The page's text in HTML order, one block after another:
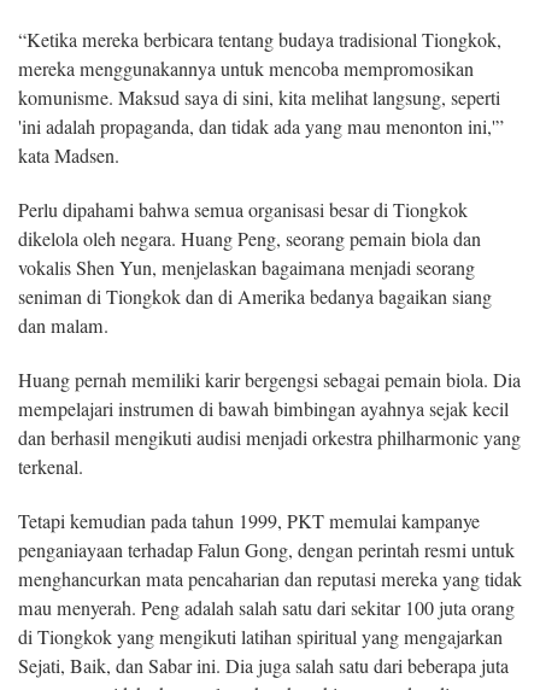
“Ketika mereka berbicara tentang budaya tradisional Tiongkok,
mereka menggunakannya untuk mencoba mempromosikan
komunisme. Maksud saya di sini, kita melihat langsung, seperti
'ini adalah propaganda, dan tidak ada yang mau menonton ini,'”
kata Madsen.
Perlu dipahami bahwa semua organisasi besar di Tiongkok
dikelola oleh negara. Huang Peng, seorang pemain biola dan
vokalis Shen Yun, menjelaskan bagaimana menjadi seorang
seniman di Tiongkok dan di Amerika bedanya bagaikan siang
dan malam.
Huang pernah memiliki karir bergengsi sebagai pemain biola. Dia
mempelajari instrumen di bawah bimbingan ayahnya sejak kecil
dan berhasil mengikuti audisi menjadi orkestra philharmonic yang
terkenal.
Tetapi kemudian pada tahun 1999, PKT memulai kampanye
penganiayaan terhadap Falun Gong, dengan perintah resmi untuk
menghancurkan mata pencaharian dan reputasi mereka yang tidak
mau menyerah. Peng adalah salah satu dari sekitar 100 juta orang
di Tiongkok yang mengikuti latihan spiritual yang mengajarkan
Sejati, Baik, dan Sabar ini. Dia juga salah satu dari beberapa juta